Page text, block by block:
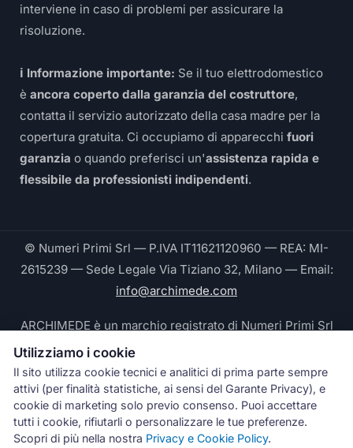
interviene in caso di problemi per assicurare la
risoluzione.
ℹ️ Informazione importante: Se il tuo elettrodomestico
èancora coperto dalla garanzia del costruttore,
contatta il servizio autorizzato della casa madre per la
copertura gratuita. Ci occupiamo di apparecchifuori
garanzia o quando preferisci un'assistenza rapida e
flessibile da professionisti indipendenti.
© Numeri Primi Srl — P.IVA IT11621120960 — REA: MI-
2615239 — Sede Legale Via Tiziano 32, Milano — Email:
info@archimede.com
ARCHIMEDE è un marchio registrato di Numeri Primi Srl
Le fotografie pubblicate su questo sito ritraggono
tecnici Archimede® durante interventi reali e sono di
proprietà esclusiva di Numeri Primi Srl © 2026. Ogni
riproduzione non autorizzata è vietata.
Utilizziamo i cookie
Il sito utilizza cookie tecnici e analitici di prima parte sempre
attivi (per finalità statistiche, ai sensi del Garante Privacy), e
cookie di marketing solo previo consenso. Puoi accettare
tutti i cookie, rifiutarli o personalizzare le tue preferenze.
Scopri di più nella nostra Privacy e Cookie Policy.